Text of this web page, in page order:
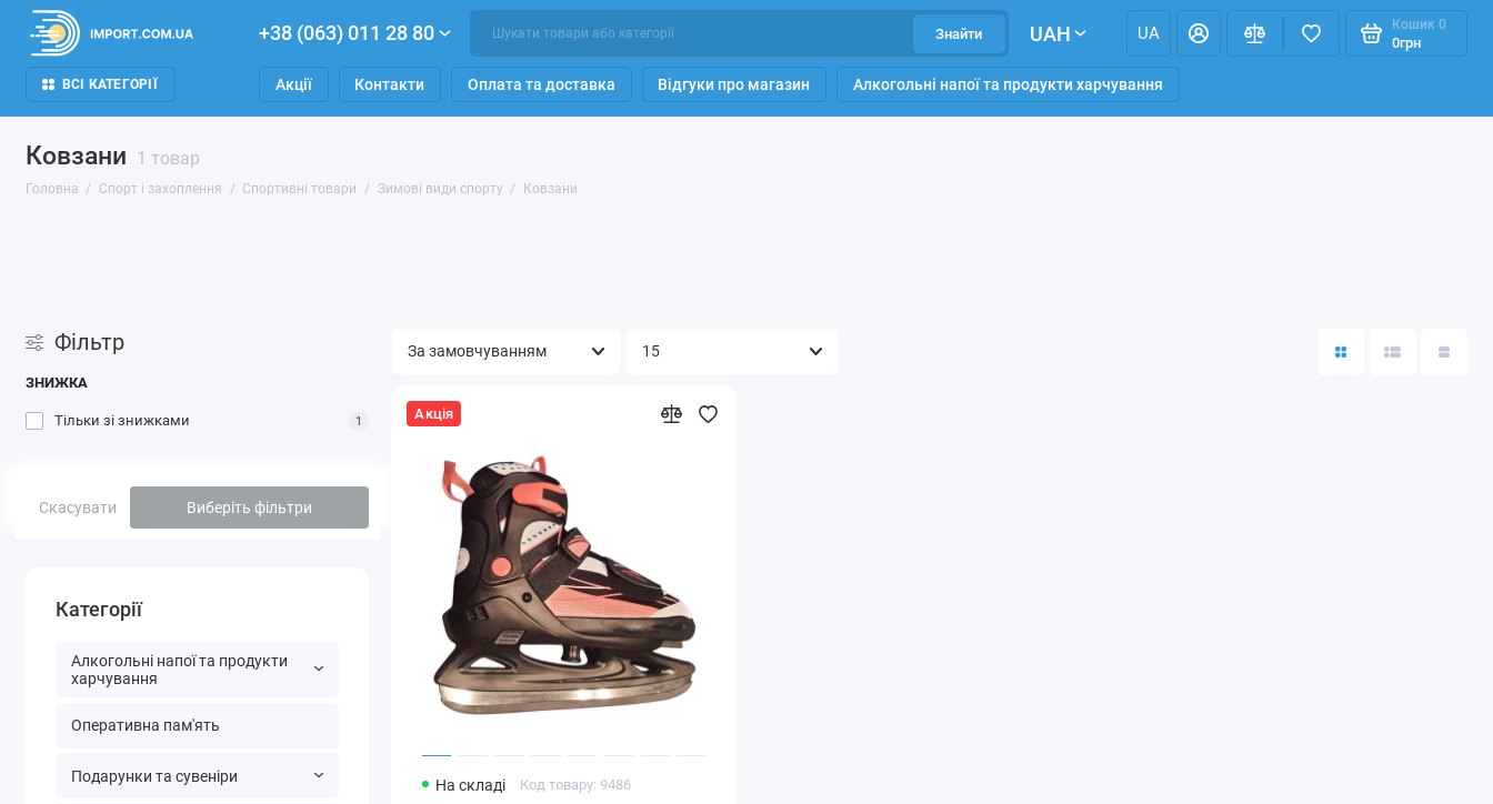
+38 (063) 011 28 80 Знайти UAH UA Кошик 0
0грн
ВСІ КАТЕГОРІЇ Акції Контакти Оплата та доставка Відгуки про магазин Алкогольні напої та продукти харчування
Ковзани 1 товар
Головна Спорт і захоплення Спортивні товари Зимові види спорту Ковзани
Фільтр
ЗНИЖКА
Тільки зі знижками 1
Скасувати Виберіть фільтри
Категорії
Алкогольні напої та продукти
харчування
Оперативна пам'ять
Подарунки та сувеніри
Акція
На складі Код товару: 9486